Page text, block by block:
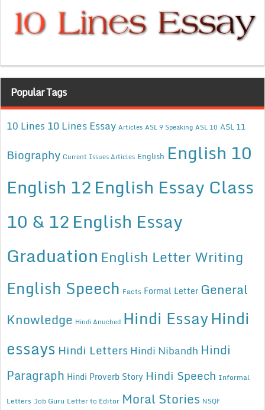
Popular Tags
10 Lines 10 Lines Essay Articles ASL 9 Speaking ASL 10 ASL 11
Biography Current Issues Articles English English 10
English 12English Essay Class
10 & 12English Essay
Graduation English Letter Writing
English Speech Facts Formal Letter General
Knowledge Hindi Anuched Hindi EssayHindi
essays Hindi Letters Hindi Nibandh Hindi
Paragraph Hindi Proverb Story Hindi Speech Informal
Letters Job Guru Letter to Editor Moral Stories NSQF